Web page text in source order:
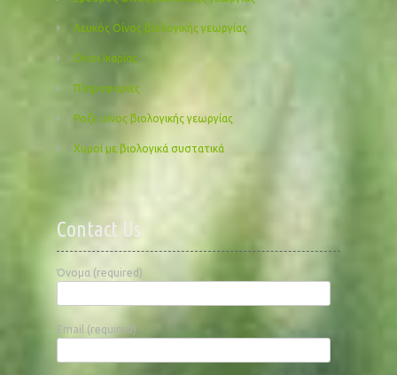
Λευκός Οίνος βιολογικής γεωργίας
Οίνοι Ικαρίας
Πληροφορίες
Ροζε οίνος βιολογικής γεωργίας
Χυμοί με βιολογικά συστατικά
Contact Us
Όνομα (required)
Email (required)